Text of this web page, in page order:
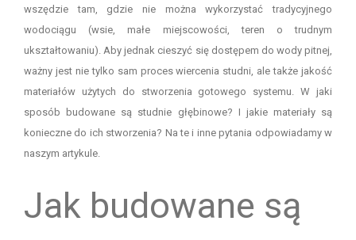
wszędzie tam, gdzie nie można wykorzystać tradycyjnego
wodociągu (wsie, małe miejscowości, teren o trudnym
ukształtowaniu). Aby jednak cieszyć się dostępem do wody pitnej,
ważny jest nie tylko sam proces wiercenia studni, ale także jakość
materiałów użytych do stworzenia gotowego systemu. W jaki
sposób budowane są studnie głębinowe? I jakie materiały są
konieczne do ich stworzenia? Na te i inne pytania odpowiadamy w
naszym artykule.
Jak budowane są